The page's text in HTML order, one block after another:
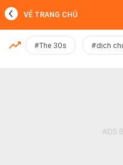
MỚI NHẤT
VỀ TRANG CHỦ
#The 30s #dịch